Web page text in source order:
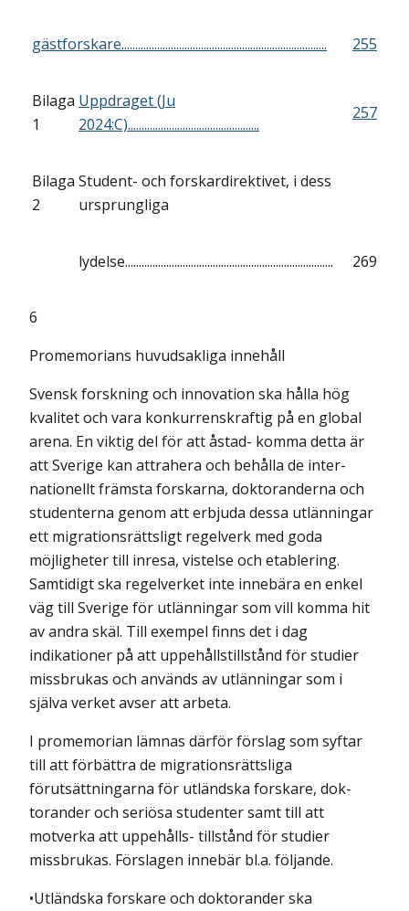
gästforskare........................................................................... 255
Bilaga
1
Uppdraget (Ju
2024:C)................................................
257
Bilaga
2
Student- och forskardirektivet, i dess
ursprungliga
lydelse............................................................................ 269
6
Promemorians huvudsakliga innehåll
Svensk forskning och innovation ska hålla hög
kvalitet och vara konkurrenskraftig på en global
arena. En viktig del för att åstad- komma detta är
att Sverige kan attrahera och behålla de inter-
nationellt främsta forskarna, doktoranderna och
studenterna genom att erbjuda dessa utlänningar
ett migrationsrättsligt regelverk med goda
möjligheter till inresa, vistelse och etablering.
Samtidigt ska regelverket inte innebära en enkel
väg till Sverige för utlänningar som vill komma hit
av andra skäl. Till exempel finns det i dag
indikationer på att uppehållstillstånd för studier
missbrukas och används av utlänningar som i
själva verket avser att arbeta.
I promemorian lämnas därför förslag som syftar
till att förbättra de migrationsrättsliga
förutsättningarna för utländska forskare, dok-
torander och seriösa studenter samt till att
motverka att uppehålls- tillstånd för studier
missbrukas. Förslagen innebär bl.a. följande.
•Utländska forskare och doktorander ska